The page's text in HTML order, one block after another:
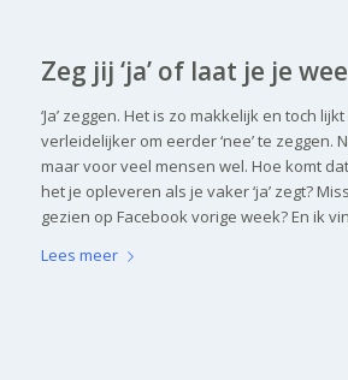
Zeg jij ‘ja’ of laat je je
‘Ja’ zeggen. Het is zo makkelijk en toch
verleidelijker om eerder ‘nee’ te zeggen.
maar voor veel mensen wel. Hoe komt
het je opleveren als je vaker ‘ja’ zegt?
gezien op Facebook vorige week? En ik
Lees meer